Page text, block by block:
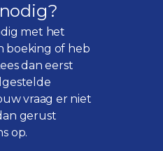
met het
boeking of heb
dan eerst
vraag er niet
gerust
op.